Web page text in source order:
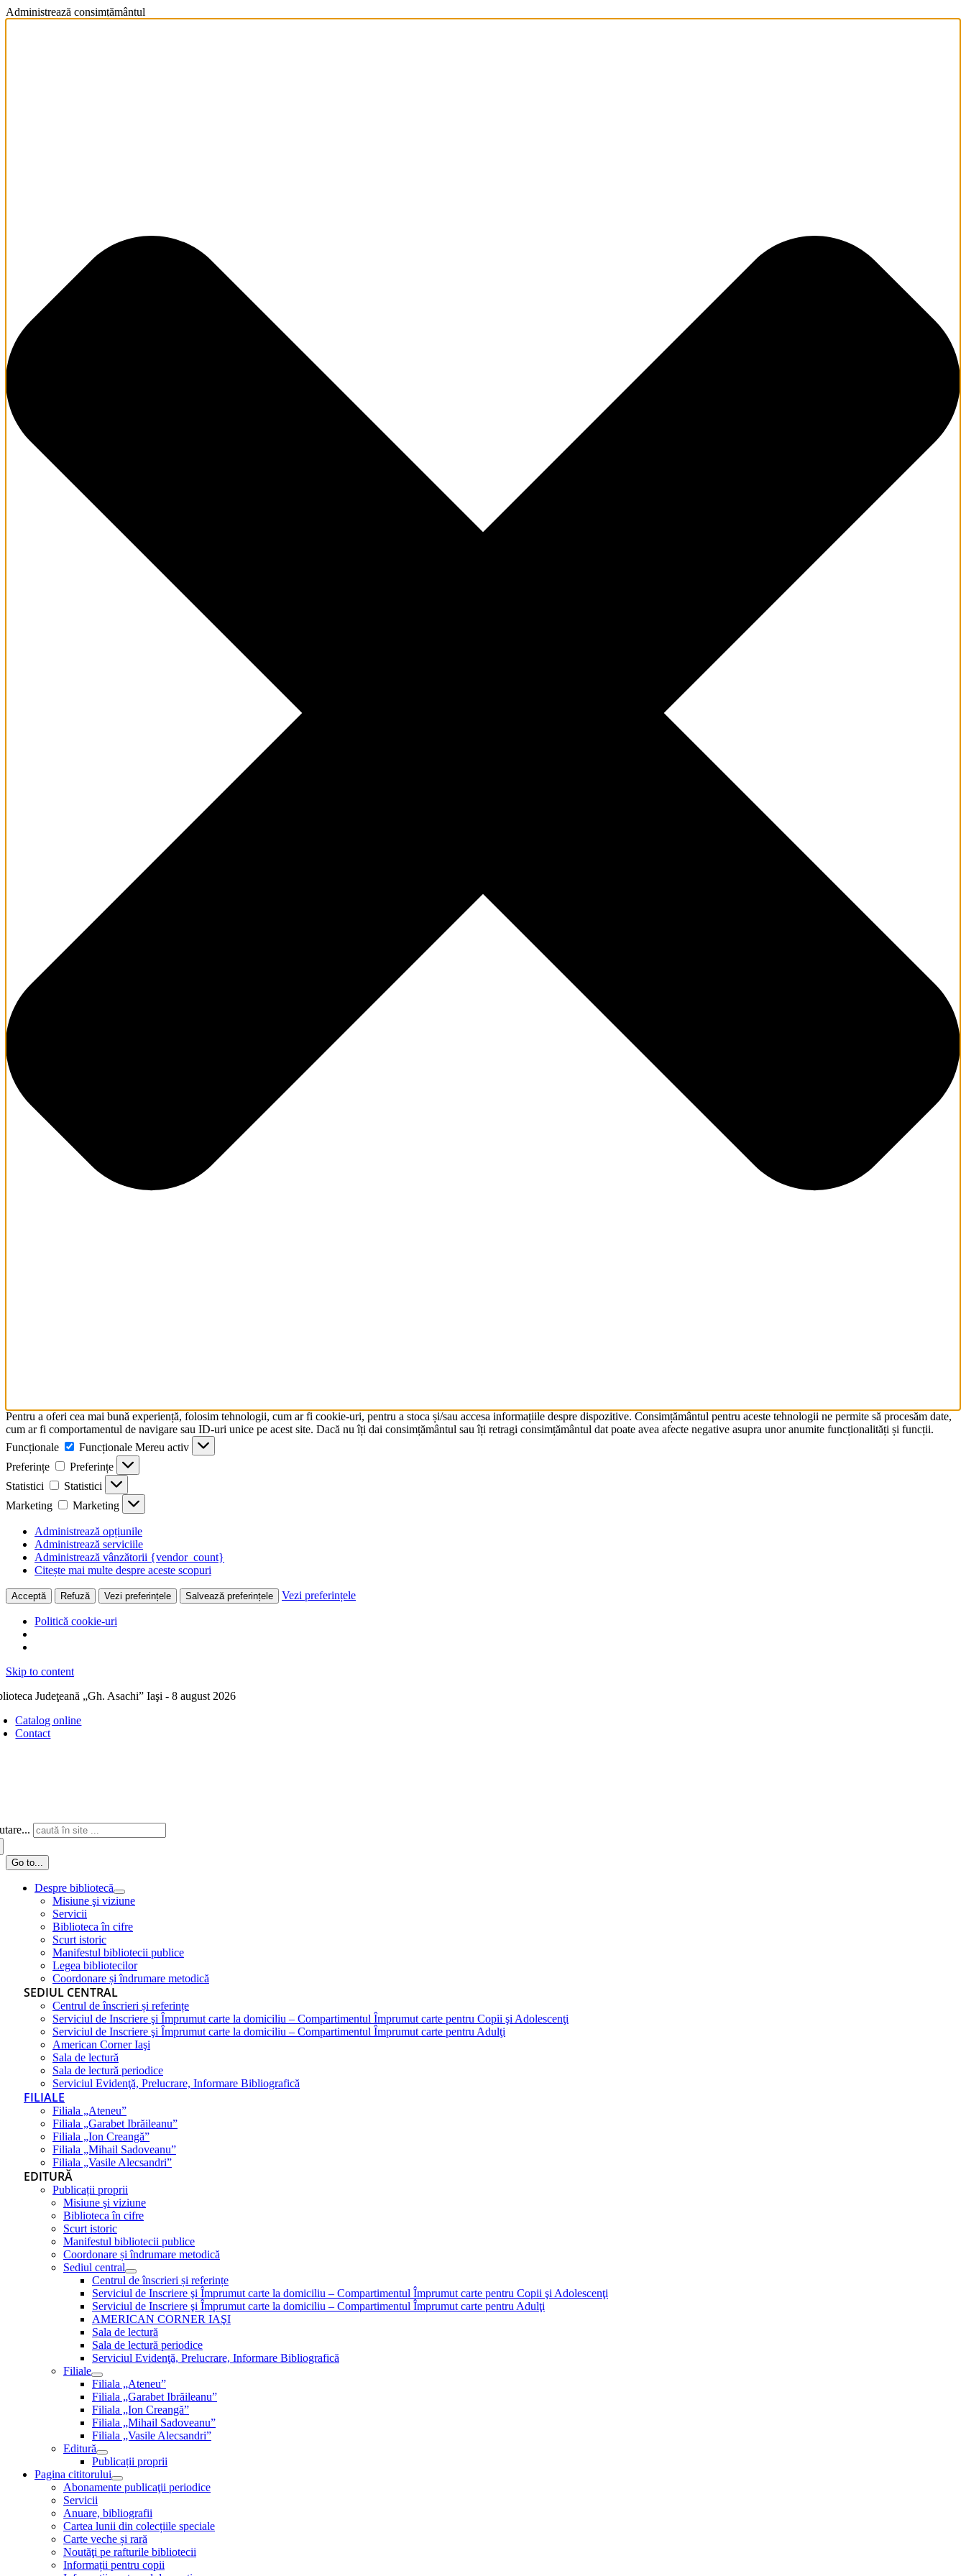
Administrează consimțământul
Pentru a oferi cea mai bună experiență, folosim tehnologii, cum ar fi cookie-uri, pentru a stoca și/sau accesa informațiile despre dispozitive. Consimțământul pentru aceste tehnologii ne permite să procesăm date,
cum ar fi comportamentul de navigare sau ID-uri unice pe acest site. Dacă nu îți dai consimțământul sau îți retragi consimțământul dat poate avea afecte negative asupra unor anumite funcționalități și funcții.
Funcționale
Funcționale Mereu activ
Preferințe
Preferințe
Statistici
Statistici
Marketing
Marketing
Administrează opțiunile
Administrează serviciile
Administrează vânzătorii {vendor_count}
Citește mai multe despre aceste scopuri
Acceptă Refuză Vezi preferințele Salvează preferințele Vezi preferințele
Politică cookie-uri
Skip to content
Judeţeană „Gh. Asachi” Iaşi - 8 august 2026
Catalog online
Contact
Go to...
Despre bibliotecă
Misiune şi viziune
Servicii
Biblioteca în cifre
Scurt istoric
Manifestul bibliotecii publice
Legea bibliotecilor
Coordonare și îndrumare metodică
SEDIUL CENTRAL
Centrul de înscrieri și referințe
Serviciul de Inscriere şi Împrumut carte la domiciliu – Compartimentul Împrumut carte pentru Copii şi Adolescenţi
Serviciul de Inscriere şi Împrumut carte la domiciliu – Compartimentul Împrumut carte pentru Adulţi
American Corner Iaşi
Sala de lectură
Sala de lectură periodice
Serviciul Evidenţă, Prelucrare, Informare Bibliografică
FILIALE
Filiala „Ateneu”
Filiala „Garabet Ibrăileanu”
Filiala „Ion Creangă”
Filiala „Mihail Sadoveanu”
Filiala „Vasile Alecsandri”
EDITURĂ
Publicații proprii
Misiune şi viziune
Biblioteca în cifre
Scurt istoric
Manifestul bibliotecii publice
Coordonare și îndrumare metodică
Sediul central
Centrul de înscrieri și referințe
Serviciul de Inscriere şi Împrumut carte la domiciliu – Compartimentul Împrumut carte pentru Copii şi Adolescenţi
Serviciul de Inscriere şi Împrumut carte la domiciliu – Compartimentul Împrumut carte pentru Adulţi
AMERICAN CORNER IAŞI
Sala de lectură
Sala de lectură periodice
Serviciul Evidenţă, Prelucrare, Informare Bibliografică
Filiale
Filiala „Ateneu”
Filiala „Garabet Ibrăileanu”
Filiala „Ion Creangă”
Filiala „Mihail Sadoveanu”
Filiala „Vasile Alecsandri”
Editură
Publicații proprii
Pagina cititorului
Abonamente publicaţii periodice
Servicii
Anuare, bibliografii
Cartea lunii din colecțiile speciale
Carte veche și rară
Noutăţi pe rafturile bibliotecii
Informații pentru copii